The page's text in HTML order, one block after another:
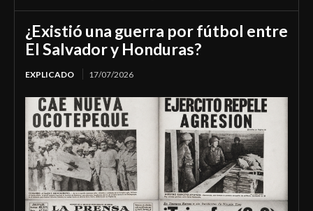
¿Existió una guerra por fútbol entre
El Salvador y Honduras?
EXPLICADO 17/07/2026